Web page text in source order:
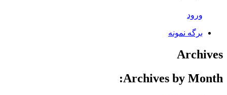
ورود
برگه نمونه
Archives
Archives by Month: